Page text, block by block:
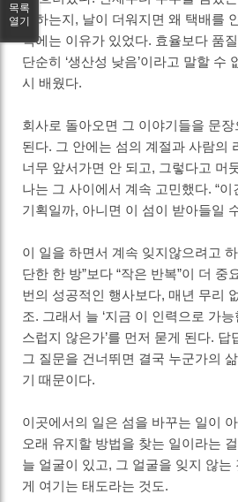
확하는지, 날이 더워지면 왜 택배를
택에는 이유가 있었다. 효율보다 품
단순히 ‘생산성 낮음’이라고 말할 수
시 배웠다.
회사로 돌아오면 그 이야기들을 문
된다. 그 안에는 섬의 계절과 사람의
너무 앞서가면 안 되고, 그렇다고 머
나는 그 사이에서 계속 고민했다. “
기획일까, 아니면 이 섬이 받아들일
이 일을 하면서 계속 잊지않으려고
단한 한 방”보다 “작은 반복”이 더 중
번의 성공적인 행사보다, 매년 무리
조. 그래서 늘 ‘지금 이 인력으로 가능
스럽지 않은가’를 먼저 묻게 된다. 답
그 질문을 건너뛰면 결국 누군가의
기 때문이다.
이곳에서의 일은 섬을 바꾸는 일이
오래 유지할 방법을 찾는 일이라는
늘 얼굴이 있고, 그 얼굴을 잊지 않는
게 여기는 태도라는 것도.
목록
열기